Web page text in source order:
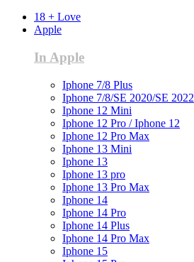
18 + Love
Apple
In Apple
Iphone 7/8 Plus
Iphone 7/8/SE 2020/SE 2022
Iphone 12 Mini
Iphone 12 Pro / Iphone 12
Iphone 12 Pro Max
Iphone 13 Mini
Iphone 13
Iphone 13 pro
Iphone 13 Pro Max
Iphone 14
Iphone 14 Pro
Iphone 14 Plus
Iphone 14 Pro Max
Iphone 15